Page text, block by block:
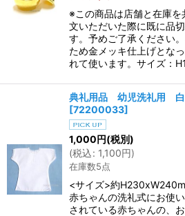
※この商品は店舗と在庫を
文いただいた際に既に品
す。予めご了承ください
ため金メッキ仕上げとな
れて使います。サイズ：
典礼用品 幼児洗礼用
[72200033]
1,000円(税別)
(税込: 1,100円)
在庫数5点
<サイズ>約
赤ちゃんの洗礼式にお使
されている赤ちゃんの、